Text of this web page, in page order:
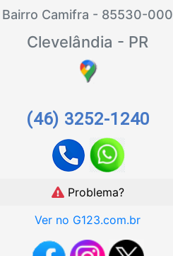
Bairro Camifra - 85530-000
Clevelândia - PR
(46) 3252-1240
Problema?
Ver no G123.com.br